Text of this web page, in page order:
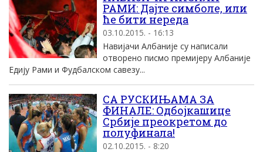
РАМИ: Дајте симболе, или
ће бити нереда
03.10.2015. - 16:13
Навијачи Албаније су написали
отворено писмо премијеру Албаније
Едију Рами и Фудбалском савезу...
СА РУСКИЊАМА ЗА
ФИНАЛЕ: Одбојкашице
Србије преокретом до
полуфинала!
02.10.2015. - 8:20